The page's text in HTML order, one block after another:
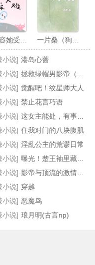
姜赞容她受苦又受难（NPH） 一片桑（狗血骨科1v1）
白骑士守则（NP） 清风鉴水
小说] 港岛心蔷
小说] 拯救绿帽男影帝（出轨 1v1）
小说] 觉醒吧！纹星师大人
小说] 禁止花言巧语
小说] 这女主能处，有事真上
小说] 住我对门的八块腹肌
小说] 淫乱公主的荒谬日常
小说] 曝光！楚王袖里藏了个三寸小萌妻
小说] 影帝与顶流的激情碰撞
小说] 穿越
小说] 恶魔鸟
小说] 琅月明(古言np)